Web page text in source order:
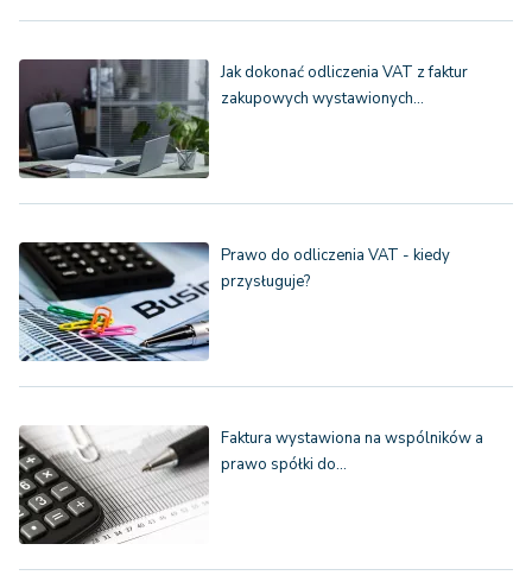
Jak dokonać odliczenia VAT z faktur
zakupowych wystawionych…
Prawo do odliczenia VAT - kiedy
przysługuje?
Faktura wystawiona na wspólników a
prawo spółki do…